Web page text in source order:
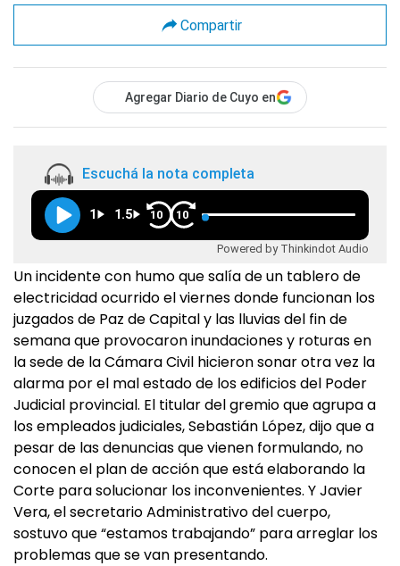
Compartir
Agregar Diario de Cuyo en
Escuchá la nota completa
1 1.5 10 10
Powered by Thinkindot Audio
Un incidente con humo que salía de un tablero de
electricidad ocurrido el viernes donde funcionan los
juzgados de Paz de Capital y las lluvias del fin de
semana que provocaron inundaciones y roturas en
la sede de la Cámara Civil hicieron sonar otra vez la
alarma por el mal estado de los edificios del Poder
Judicial provincial. El titular del gremio que agrupa a
los empleados judiciales, Sebastián López, dijo que a
pesar de las denuncias que vienen formulando, no
conocen el plan de acción que está elaborando la
Corte para solucionar los inconvenientes. Y Javier
Vera, el secretario Administrativo del cuerpo,
sostuvo que “estamos trabajando” para arreglar los
problemas que se van presentando.